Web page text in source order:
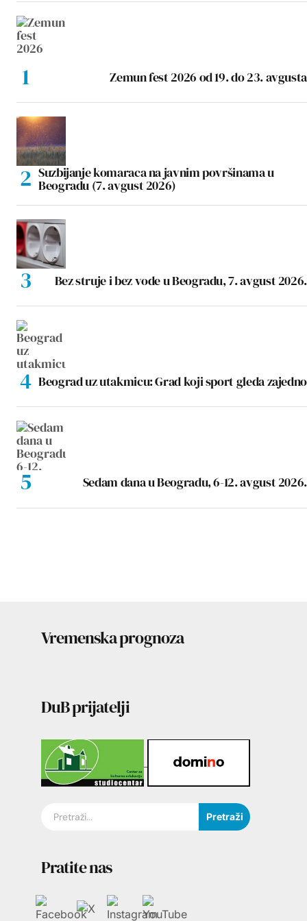
Zemun fest 2026 od 19. do 23. avgusta
Suzbijanje komaraca na javnim površinama u
Beogradu (7. avgust 2026)
Bez struje i bez vode u Beogradu, 7. avgust 2026.
Beograd uz utakmicu: Grad koji sport gleda zajedno
Sedam dana u Beogradu, 6-12. avgust 2026.
Vremenska prognoza
DuB prijatelji
Pretraži
Pratite nas